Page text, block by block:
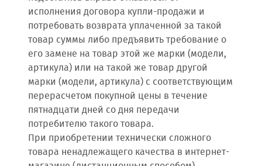
исполнения договора купли-продажи и
потребовать возврата уплаченной за такой
товар суммы либо предъявить требование о
его замене на товар этой же марки (модели,
артикула) или на такой же товар другой
марки (модели, артикула) с соответствующим
перерасчетом покупной цены в течение
пятнадцати дней со дня передачи
потребителю такого товара.
При приобретении технически сложного
товара ненадлежащего качества в интернет-